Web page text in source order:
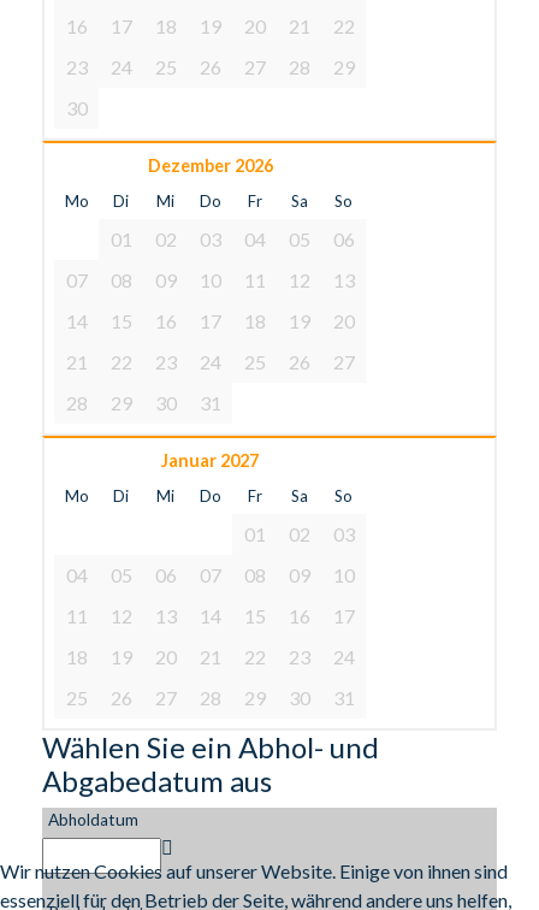
16
17 18 19 20 21
22
23
24 25 26 27 28
29
30
Dezember 2026
Mo Di Mi Do Fr Sa So
01 02 03 04 05
06
07
08 09 10 11 12
13
14
15 16 17 18 19
20
21
22 23 24 25 26
27
28
29 30 31
Januar 2027
Mo Di Mi Do Fr Sa So
01 02
03
04
05 06 07 08 09
10
11
12 13 14 15 16
17
18
19 20 21 22 23
24
25
26 27 28 29 30 31
Wählen Sie ein Abhol- und
Abgabedatum aus
Abholdatum
Wir nutzen Cookies auf unserer Website. Einige von ihnen sind
essenziell für den Betrieb der Seite, während andere uns helfen,